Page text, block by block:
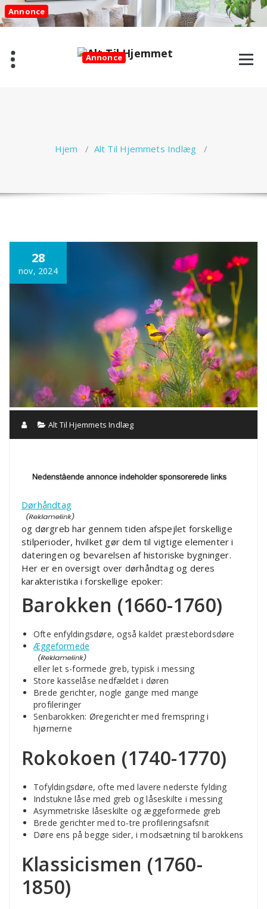
Videre
til
indhold
Annonce
Annonce
Hjem / Alt Til Hjemmets Indlæg /
28
nov, 2024
Annonce
Alt Til Hjemmets Indlæg
Dørhåndtag
og dørgreb har gennem tiden afspejlet forskellige
stilperioder, hvilket gør dem til vigtige elementer i
dateringen og bevarelsen af historiske bygninger.
Her er en oversigt over dørhåndtag og deres
karakteristika i forskellige epoker:
Barokken (1660-1760)
Ofte enfyldingsdøre, også kaldet præstebordsdøre
Æggeformede
eller let s-formede greb, typisk i messing
Store kasselåse nedfældet i døren
Brede gerichter, nogle gange med mange
profileringer
Senbarokken: Øregerichter med fremspring i
hjørnerne
Rokokoen (1740-1770)
Tofyldingsdøre, ofte med lavere nederste fylding
Indstukne låse med greb og låseskilte i messing
Asymmetriske låseskilte og æggeformede greb
Brede gerichter med to-tre profileringsafsnit
Døre ens på begge sider, i modsætning til barokkens
Klassicismen (1760-
1850)